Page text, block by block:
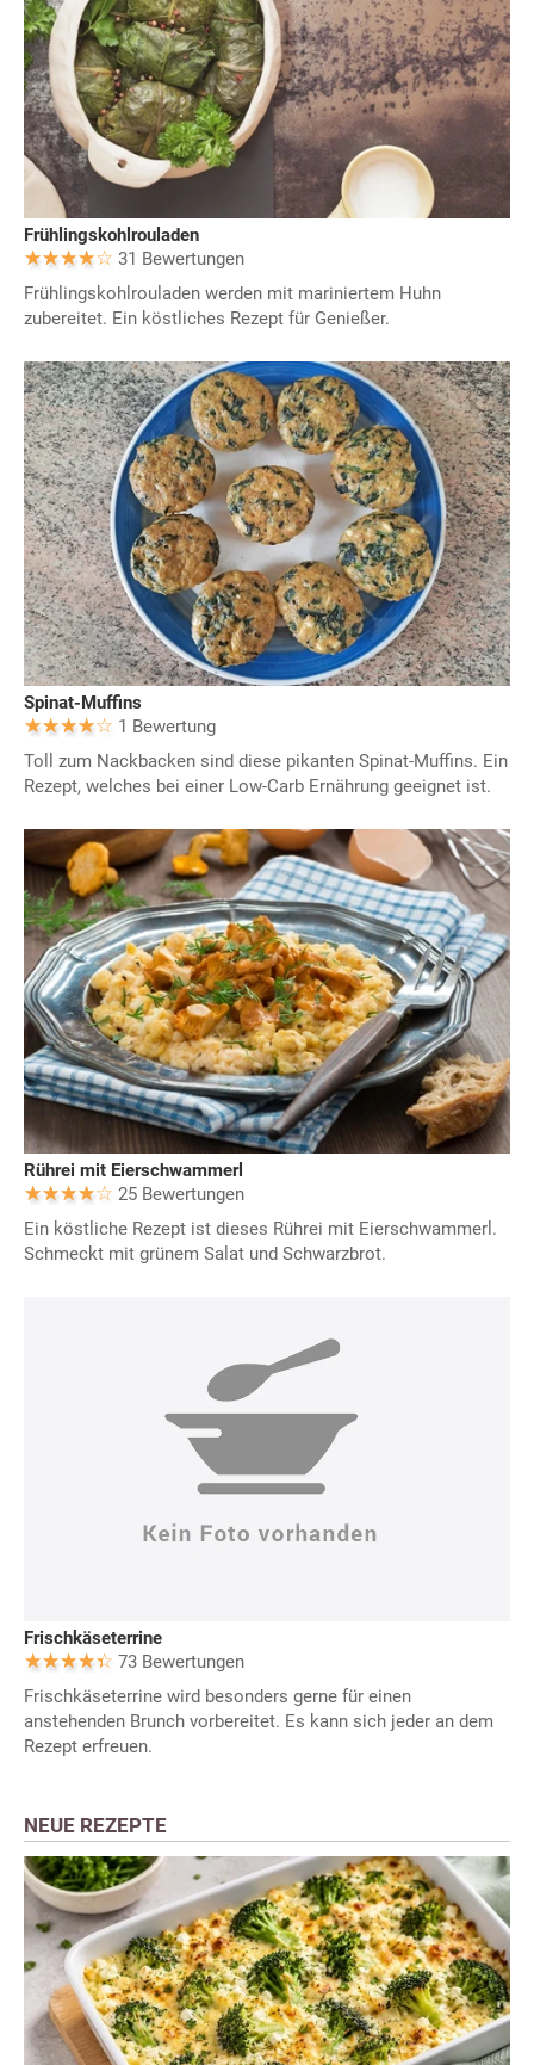
Frühlingskohlrouladen
31 Bewertungen
Frühlingskohlrouladen werden mit mariniertem Huhn
zubereitet. Ein köstliches Rezept für Genießer.
Spinat-Muffins
1 Bewertung
Toll zum Nackbacken sind diese pikanten Spinat-Muffins. Ein
Rezept, welches bei einer Low-Carb Ernährung geeignet ist.
Rührei mit Eierschwammerl
25 Bewertungen
Ein köstliche Rezept ist dieses Rührei mit Eierschwammerl.
Schmeckt mit grünem Salat und Schwarzbrot.
Frischkäseterrine
73 Bewertungen
Frischkäseterrine wird besonders gerne für einen
anstehenden Brunch vorbereitet. Es kann sich jeder an dem
Rezept erfreuen.
NEUE REZEPTE